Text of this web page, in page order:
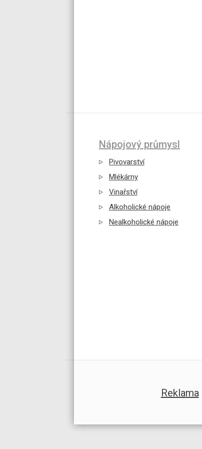
Nápojový průmysl
Pivovarství
Mlékárny
Vinařství
Alkoholické nápoje
Nealkoholické nápoje
Reklama